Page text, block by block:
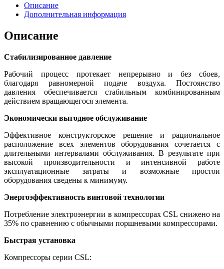
Описание
Дополнительная информация
Описание
Стабилизированное давление
Рабочий процесс протекает непрерывно и без сбоев,
благодаря равномерной подаче воздуха. Постоянство
давления обеспечивается стабильным комбинированным
действием вращающегося элемента.
Экономически выгодное обслуживание
Эффективное конструкторское решение и рациональное
расположение всех элементов оборудования сочетается с
длительными интервалами обслуживания. В результате при
высокой производительности и интенсивной работе
эксплуатационные затраты и возможные простои
оборудования сведены к минимуму.
Энергоэффективность винтовой технологии
Потребление электроэнергии в компрессорах CSL снижено на
35% по сравнению с обычными поршневыми компрессорами.
Быстрая установка
Компрессоры серии CSL: